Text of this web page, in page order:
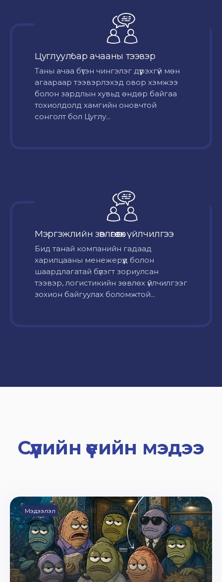
Цуглуулбар ачааны тээвэр
Таны ачаа бүтэн чингэлэг дүүрэхгүй мөн
агаараар тээвэрлэхэд овор хэмжээ
болон зардлын хувьд өндөр байгаа
тохиолдолд хамгийн оновчтой
сонголт бол Цуглу...
Мэргэжлийн зөвлөгөө өгөх үйлчилгээ
Бид танай компанийн гадаад
харилцааны менежерүүд болон
шаардлагатай бүлэгт зориулсан
тээвэр, логистикийн зөвлөх үйлчилгээг
зохион байгуулах боломжтой...
Сүүлийн үеийн мэдээ
Мэдээлэл